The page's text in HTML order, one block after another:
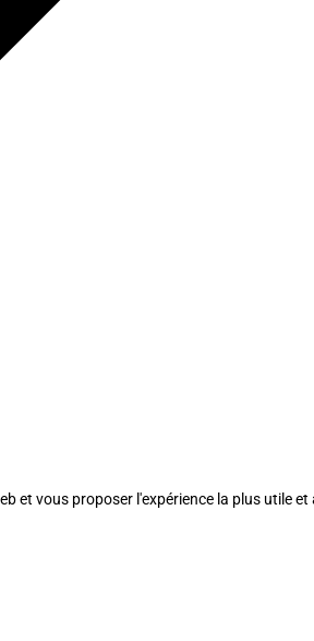
et vous proposer l'expérience la plus utile